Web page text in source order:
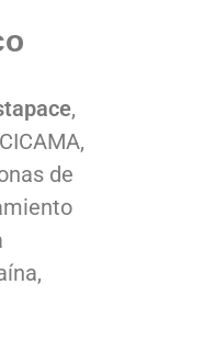
,
de